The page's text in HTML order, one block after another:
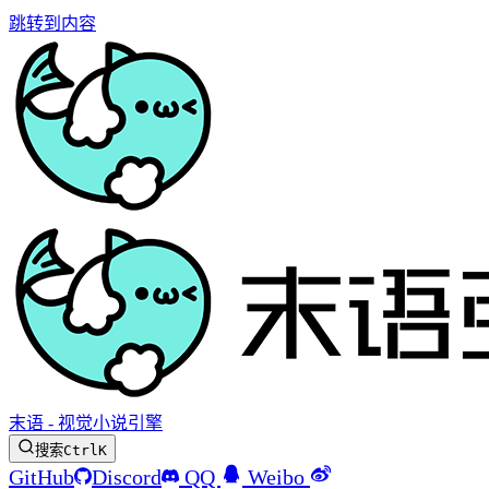
跳转到内容
末语 - 视觉小说引擎
搜索CtrlK
GitHub Discord QQ Weibo